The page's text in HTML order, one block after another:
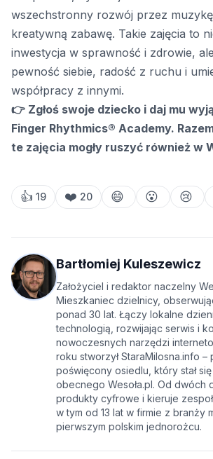
wszechstronny rozwój przez
kreatywną zabawę. Takie zajęcia to
inwestycja w sprawność i zdrowie,
pewność siebie, radość z ruchu i
współpracy z innymi.
👉 Zgłoś swoje dziecko i daj mu
Finger Rhythmics® Academy.
te zajęcia mogły ruszyć również w
👍 19 ❤️ 20 😄 😮 😢
Bartłomiej Kuleszewicz
Założyciel i redaktor naczelny
Mieszkaniec dzielnicy,
ponad 30 lat. Łączy lokalne
technologią, rozwijając serwis i
nowoczesnych narzędzi
roku stworzył StaraMilosna.info –
poświęcony osiedlu, który stał
obecnego Wesoła.pl. Od dwóch
produkty cyfrowe i kieruje
w tym od 13 lat w firmie z branży
pierwszym polskim jednorożcu.